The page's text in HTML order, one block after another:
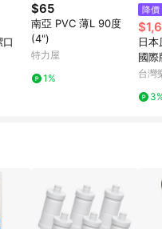
$65
南亞 PVC 薄L 90度
(4")
特力屋
1%
降價
日
國際
芯
購
台灣